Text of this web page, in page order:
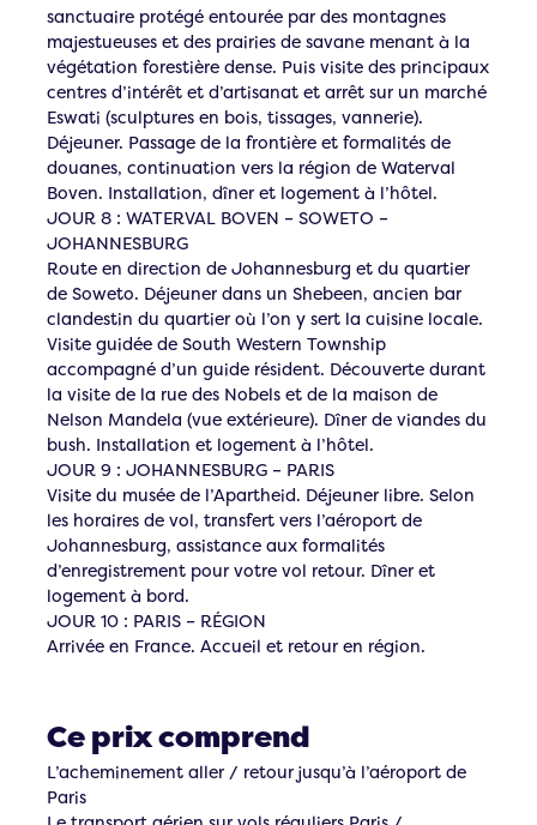
sanctuaire protégé entourée par des montagnes
majestueuses et des prairies de savane menant à la
végétation forestière dense. Puis visite des principaux
centres d’intérêt et d’artisanat et arrêt sur un marché
Eswati (sculptures en bois, tissages, vannerie).
Déjeuner. Passage de la frontière et formalités de
douanes, continuation vers la région de Waterval
Boven. Installation, dîner et logement à l’hôtel.
JOUR 8 : WATERVAL BOVEN – SOWETO –
JOHANNESBURG
Route en direction de Johannesburg et du quartier
de Soweto. Déjeuner dans un Shebeen, ancien bar
clandestin du quartier où l’on y sert la cuisine locale.
Visite guidée de South Western Township
accompagné d’un guide résident. Découverte durant
la visite de la rue des Nobels et de la maison de
Nelson Mandela (vue extérieure). Dîner de viandes du
bush. Installation et logement à l’hôtel.
JOUR 9 : JOHANNESBURG – PARIS
Visite du musée de l’Apartheid. Déjeuner libre. Selon
les horaires de vol, transfert vers l’aéroport de
Johannesburg, assistance aux formalités
d’enregistrement pour votre vol retour. Dîner et
logement à bord.
JOUR 10 : PARIS – RÉGION
Arrivée en France. Accueil et retour en région.
Ce prix comprend
L’acheminement aller / retour jusqu’à l’aéroport de
Paris